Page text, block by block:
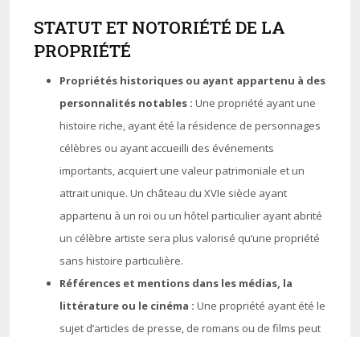
STATUT ET NOTORIÉTÉ DE LA
PROPRIÉTÉ
Propriétés historiques ou ayant appartenu à des
personnalités notables : Une propriété ayant une
histoire riche, ayant été la résidence de personnages
célèbres ou ayant accueilli des événements
importants, acquiert une valeur patrimoniale et un
attrait unique. Un château du XVIe siècle ayant
appartenu à un roi ou un hôtel particulier ayant abrité
un célèbre artiste sera plus valorisé qu’une propriété
sans histoire particulière.
Références et mentions dans les médias, la
littérature ou le cinéma : Une propriété ayant été le
sujet d’articles de presse, de romans ou de films peut